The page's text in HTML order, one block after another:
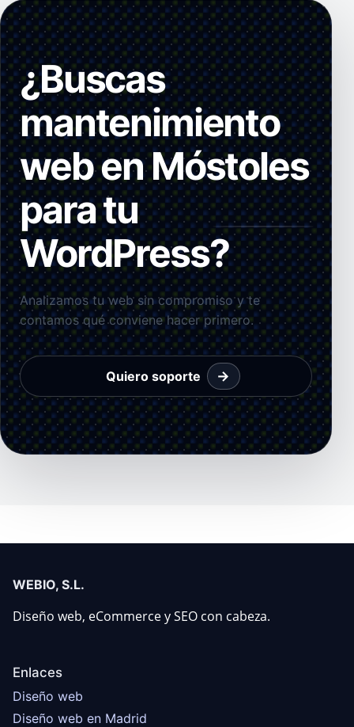
¿Buscas
mantenimiento
web en Móstoles
para tu
WordPress?
Analizamos tu web sin compromiso y te
contamos qué conviene hacer primero.
Quiero soporte →
WEBIO, S.L.
Diseño web, eCommerce y SEO con cabeza.
Enlaces
Diseño web
Diseño web en Madrid